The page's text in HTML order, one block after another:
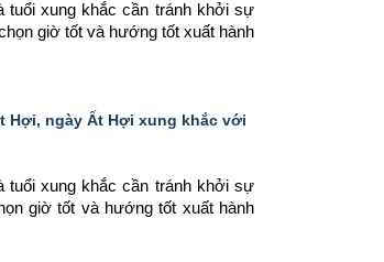
tuổi xung khắc cần tránh khởi sự
giờ tốt và hướng tốt xuất hành
ngày Ất Hợi xung khắc với
tuổi xung khắc cần tránh khởi sự
giờ tốt và hướng tốt xuất hành